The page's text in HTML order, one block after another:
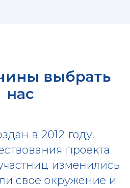
выбрать
нас
в 2012 году.
проекта
изменились
свое окружение и